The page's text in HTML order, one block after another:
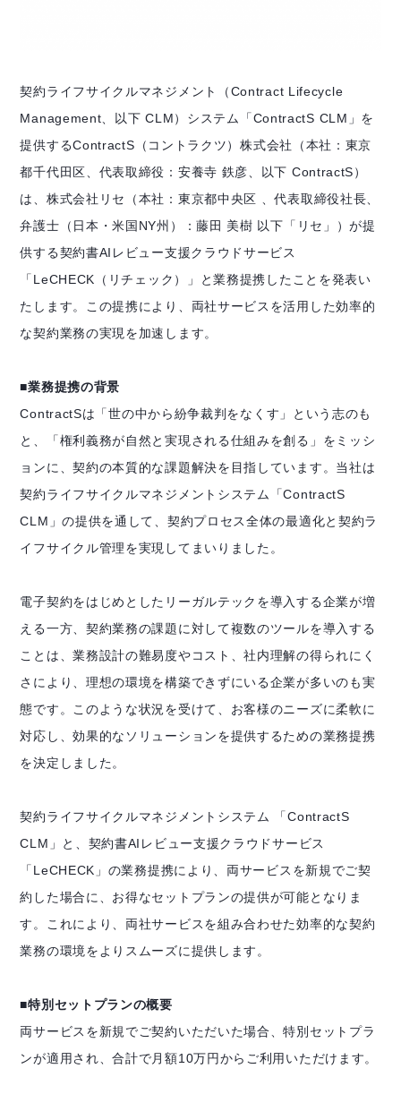
契約ライフサイクルマネジメント（Contract Lifecycle
Management、以下 CLM）システム「ContractS CLM」を
提供するContractS（コントラクツ）株式会社（本社：東京
都千代田区、代表取締役：安養寺 鉄彦、以下 ContractS）
は、株式会社リセ（本社：東京都中央区 、代表取締役社長、
弁護士（日本・米国NY州）：藤田 美樹 以下「リセ」）が提
供する契約書AIレビュー支援クラウドサービス
「LeCHECK（リチェック）」と業務提携したことを発表い
たします。この提携により、両社サービスを活用した効率的
な契約業務の実現を加速します。
■業務提携の背景
ContractSは「世の中から紛争裁判をなくす」という志のも
と、「権利義務が自然と実現される仕組みを創る」をミッシ
ョンに、契約の本質的な課題解決を目指しています。 当社は
契約ライフサイクルマネジメントシステム「ContractS
CLM」の提供を通して
契約プロセス全体の最適化と契約ラ
イフサイクル管理を実現してまいりました。
電子契約をはじめとしたリーガルテックを導入する企業が増
える一方、契約業務の課題に対して複数のツールを導入する
ことは、業務設計の難易度やコスト、社内理解の得られにく
さにより、理想の環境を構築できずにいる企業が多いのも実
態です。このような状況を受けて、お客様のニーズに柔軟に
対応し、効果的なソリューションを提供するための業務提携
を決定しました。
契約ライフサイクルマネジメントシステム 「ContractS
CLM」と、契約書AIレビュー支援クラウドサービス
「LeCHECK」の業務提携により、両サービスを新規でご契
約した場合に、お得なセットプランの提供が可能となりま
す。これにより、両社サービスを組み合わせた効率的な契約
業務の環境をよりスムーズに提供します。
■特別セットプランの概要
両サービスを新規でご契約いただいた場合、特別セットプラ
ンが適用され、合計で月額10万円からご利用いただけます。